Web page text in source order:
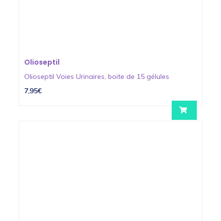
Olioseptil
Olioseptil Voies Urinaires, boite de 15 gélules
7,95€